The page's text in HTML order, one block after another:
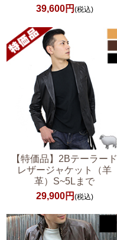
39,600円 (税込)
【特価品】2Bテーラード
レザージャケット（羊
革）S~5Lまで
29,900円 (税込)